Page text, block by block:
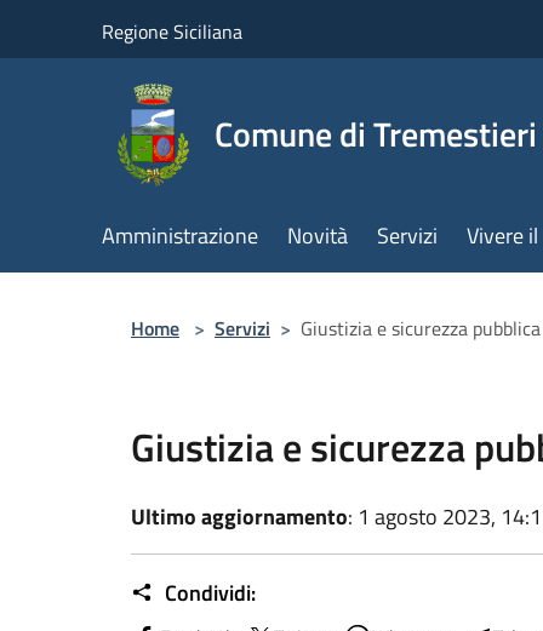
Regione Siciliana
Comune di
Amministrazione Novità Servizi Vivere
Home > Servizi > Giustizia e sicurezza pubblica
Giustizia e sicurezza
Ultimo aggiornamento: 1 agosto 2023,
Condividi: